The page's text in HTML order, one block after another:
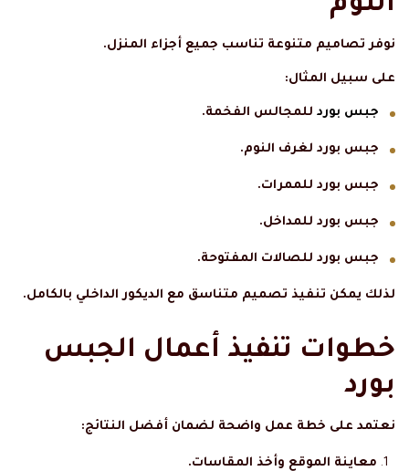
نوفر تصاميم متنوعة تناسب جميع أجزاء المنزل.
على سبيل المثال:
جبس بورد للمجالس الفخمة.
جبس بورد لغرف النوم.
جبس بورد للممرات.
جبس بورد للمداخل.
جبس بورد للصالات المفتوحة.
لذلك يمكن تنفيذ تصميم متناسق مع الديكور الداخلي بالكامل.
خطوات تنفيذ أعمال الجبس
بورد
نعتمد على خطة عمل واضحة لضمان أفضل النتائج:
معاينة الموقع وأخذ المقاسات.